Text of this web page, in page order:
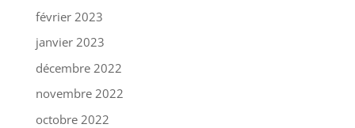
février 2023
janvier 2023
décembre 2022
novembre 2022
octobre 2022